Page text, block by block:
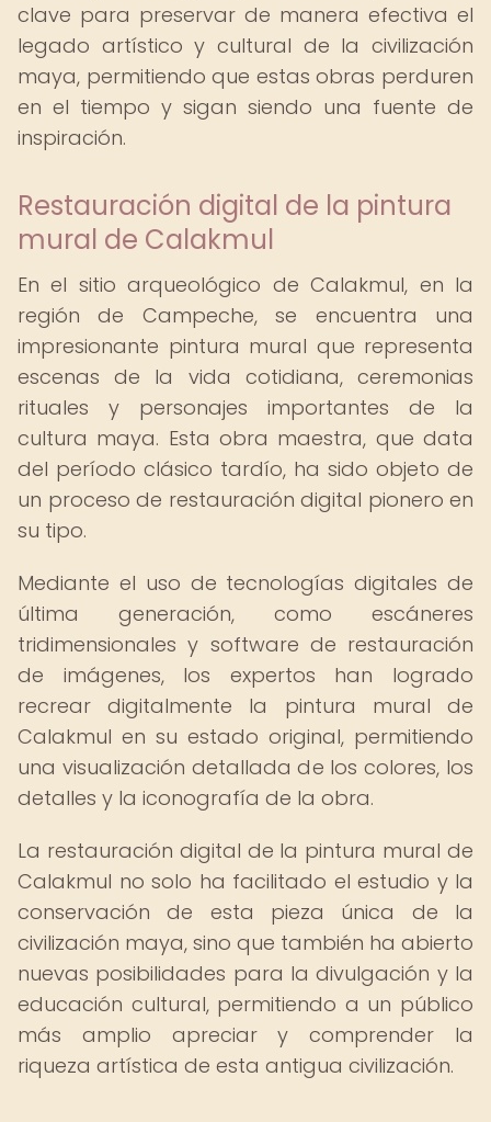
clave para preservar de manera efectiva el
legado artístico y cultural de la civilización
maya, permitiendo que estas obras perduren
en el tiempo y sigan siendo una fuente de
inspiración.
Restauración digital de la pintura
mural de Calakmul
En el sitio arqueológico de Calakmul, en la
región de Campeche, se encuentra una
impresionante pintura mural que representa
escenas de la vida cotidiana, ceremonias
rituales y personajes importantes de la
cultura maya. Esta obra maestra, que data
del período clásico tardío, ha sido objeto de
un proceso de restauración digital pionero en
su tipo.
Mediante el uso de tecnologías digitales de
última generación, como escáneres
tridimensionales y software de restauración
de imágenes, los expertos han logrado
recrear digitalmente la pintura mural de
Calakmul en su estado original, permitiendo
una visualización detallada de los colores, los
detalles y la iconografía de la obra.
La restauración digital de la pintura mural de
Calakmul no solo ha facilitado el estudio y la
conservación de esta pieza única de la
civilización maya, sino que también ha abierto
nuevas posibilidades para la divulgación y la
educación cultural, permitiendo a un público
más amplio apreciar y comprender la
riqueza artística de esta antigua civilización.